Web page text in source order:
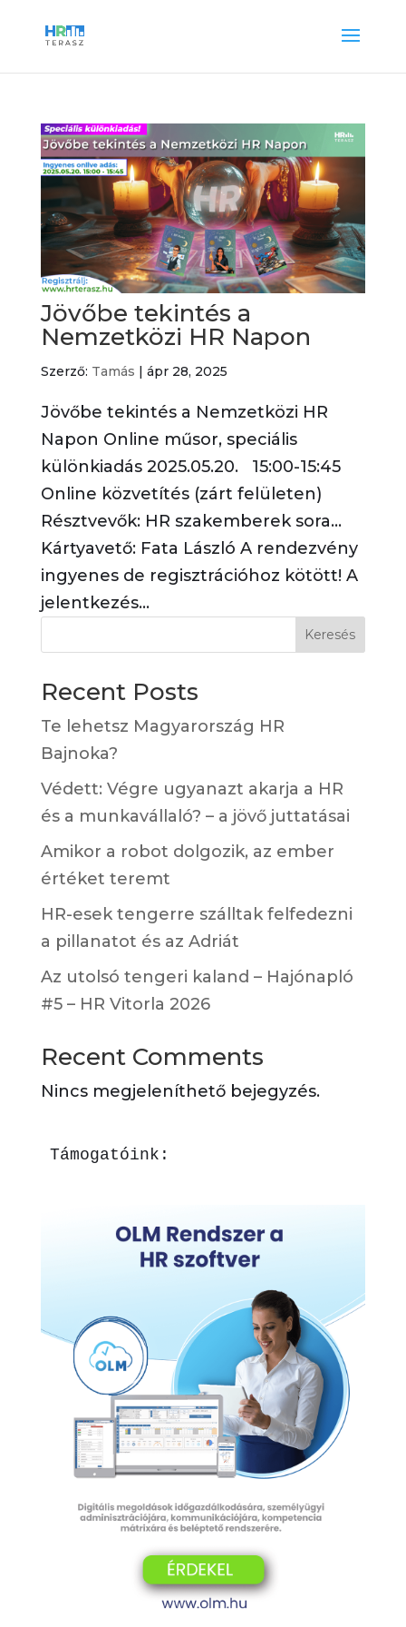
Jövőbe tekintés a
Nemzetközi HR Napon
Szerző: Tamás ápr 28, 2025
Jövőbe tekintés a Nemzetközi HR
Napon Online műsor, speciális
különkiadás 2025.05.20. 15:00-15:45
Online közvetítés (zárt felületen)
Résztvevők: HR szakemberek sora…
Kártyavető: Fata László A rendezvény
ingyenes de regisztrációhoz kötött! A
jelentkezés...
Keresés
Recent Posts
Te lehetsz Magyarország HR
Bajnoka?
Védett: Végre ugyanazt akarja a HR
és a munkavállaló? – a jövő juttatásai
Amikor a robot dolgozik, az ember
értéket teremt
HR-esek tengerre szálltak felfedezni
a pillanatot és az Adriát
Az utolsó tengeri kaland – Hajónapló
#5 – HR Vitorla 2026
Recent Comments
Nincs megjeleníthető bejegyzés.
Támogatóink: